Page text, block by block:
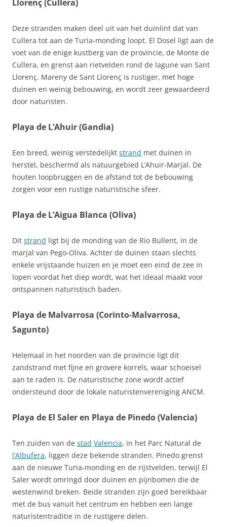
Llorenç (Cullera)
Deze stranden maken deel uit van het duinlint dat van
Cullera tot aan de Turia‑monding loopt. El Dosel ligt aan de
voet van de enige kustberg van de provincie, de Monte de
Cullera, en grenst aan rietvelden rond de lagune van Sant
Llorenç. Mareny de Sant Llorenç is rustiger, met hoge
duinen en weinig bebouwing, en wordt zeer gewaardeerd
door naturisten.
Playa de L’Ahuir (Gandia)
Een breed, weinig verstedelijkt strand met duinen in
herstel, beschermd als natuurgebied L’Ahuir‑Marjal. De
houten loopbruggen en de afstand tot de bebouwing
zorgen voor een rustige naturistische sfeer.
Playa de L’Aigua Blanca (Oliva)
Dit strand ligt bij de monding van de Río Bullent, in de
marjal van Pego‑Oliva. Achter de duinen staan slechts
enkele vrijstaande huizen en je moet een eind de zee in
lopen voordat het diep wordt, wat het ideaal maakt voor
ontspannen naturistisch baden.
Playa de Malvarrosa (Corinto‑Malvarrosa,
Sagunto)
Helemaal in het noorden van de provincie ligt dit
zandstrand met fijne en grovere korrels, waar schoeisel
aan te raden is. De naturistische zone wordt actief
ondersteund door de lokale naturistenvereniging ANCM.
Playa de El Saler en Playa de Pinedo (Valencia)
Ten zuiden van de stad Valencia, in het Parc Natural de
l’Albufera, liggen deze bekende stranden. Pinedo grenst
aan de nieuwe Turia‑monding en de rijstvelden, terwijl El
Saler wordt omringd door duinen en pijnbomen die de
westenwind breken. Beide stranden zijn goed bereikbaar
met de bus vanuit het centrum en hebben een lange
naturistentraditie in de rustigere delen.